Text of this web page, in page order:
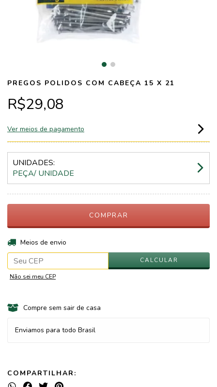
PREGOS POLIDOS COM CABEÇA 15 X 21
R$29,08
Ver meios de pagamento
UNIDADES:
PEÇA/ UNIDADE
Entregas para o CEP:
Meios de envio
CALCULAR
Não sei meu CEP
Compre sem sair de casa
Enviamos para todo Brasil
COMPARTILHAR: